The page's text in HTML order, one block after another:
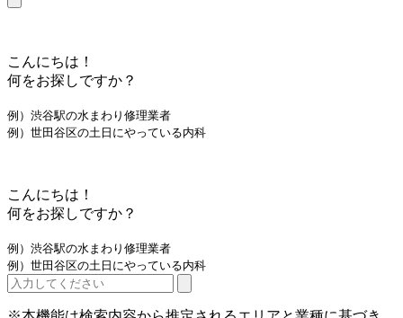
こんにちは！
何をお探しですか？
例）渋谷駅の水まわり修理業者
例）世田谷区の土日にやっている内科
こんにちは！
何をお探しですか？
例）渋谷駅の水まわり修理業者
例）世田谷区の土日にやっている内科